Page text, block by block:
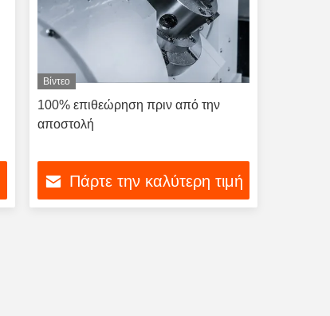
Βίντεο
100% επιθεώρηση πριν από την
αποστολή
Πάρτε την καλύτερη τιμή